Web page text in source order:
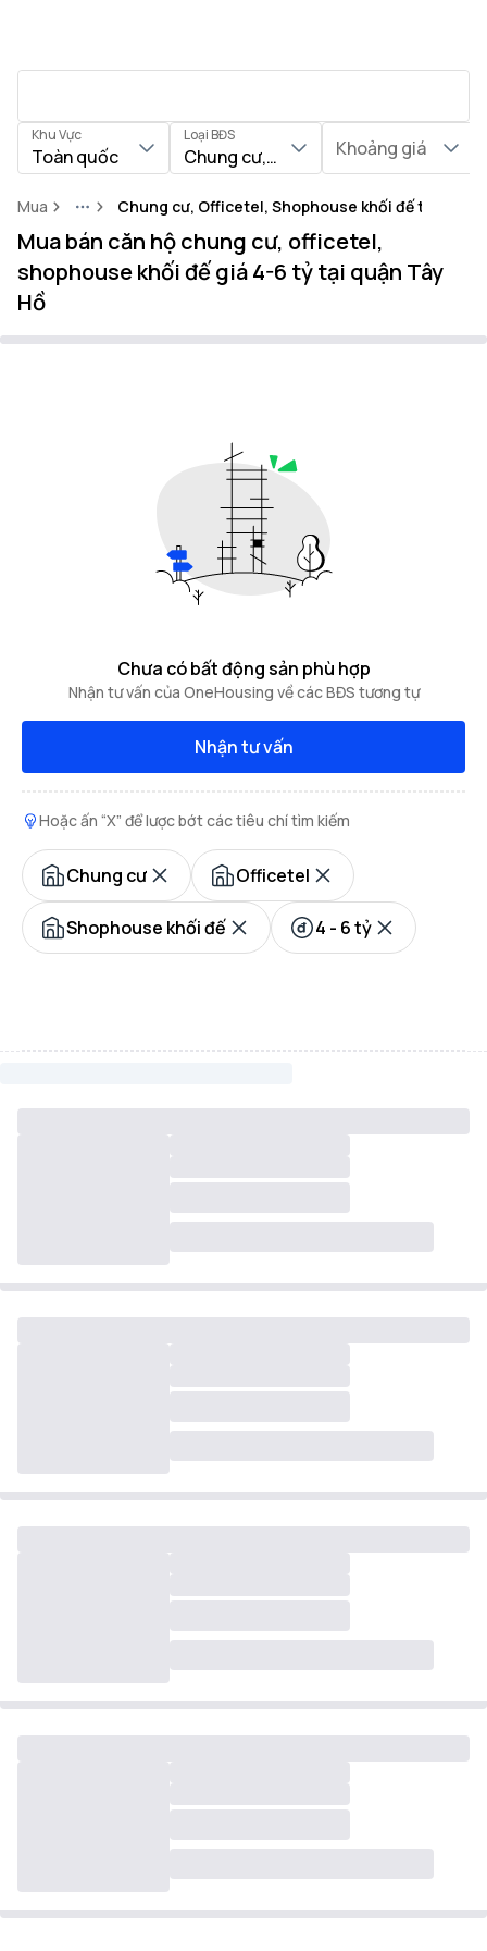
Khu Vực
Toàn quốc
Loại BĐS
Chung cư, Officetel, Shophouse khối
Khoảng giá
Mua MoreChung cư, Officetel, Shophouse khối đế tại Quận
Mua bán căn hộ chung cư, officetel,
shophouse khối đế giá 4-6 tỷ tại quận Tây
Hồ
Chưa có bất động sản phù hợp
Nhận tư vấn của OneHousing về các BĐS tương tự
Nhận tư vấn
Hoặc ấn “X” để lược bớt các tiêu chí tìm kiếm
Chung cư Officetel
Shophouse khối đế 4 - 6 tỷ